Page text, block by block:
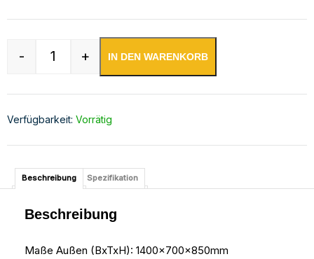
Kühltisch -2 bis +8°C 1400x700x850mm mit 1x
- + IN DEN WARENKORB
Verfügbarkeit: Vorrätig
Beschreibung Spezifikation
Beschreibung
Maße Außen (BxTxH): 1400x700x850mm